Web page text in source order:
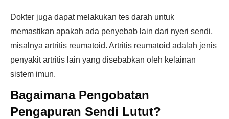
Dokter juga dapat melakukan tes darah untuk
memastikan apakah ada penyebab lain dari nyeri sendi,
misalnya artritis reumatoid. Artritis reumatoid adalah jenis
penyakit artritis lain yang disebabkan oleh kelainan
sistem imun.
Bagaimana Pengobatan
Pengapuran Sendi Lutut?